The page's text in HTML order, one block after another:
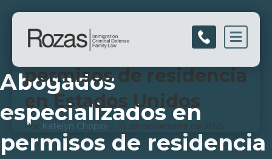
Abogados
especializados en
permisos de residencia
Abogados
especializados en
permisos de residencia
en Estados Unidos
Por Katelyn Chopin | 21 de noviembre de 2025